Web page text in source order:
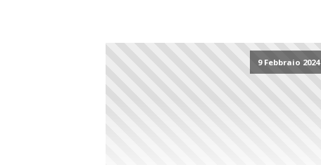
9 Febbraio 2024